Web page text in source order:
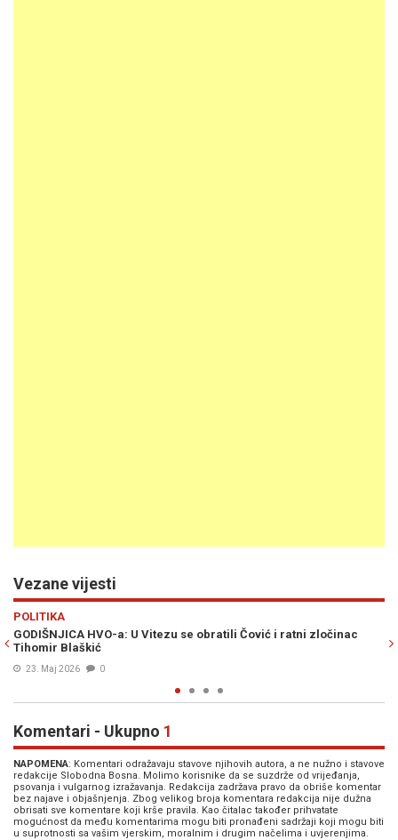
Vezane vijesti
se obratili Čović i ratni zločinac
DERVENTA VRVI OD
veterana HVO-a u Derventi
Komentari - Ukupno 1
NAPOMENA: Komentari odražavaju stavove njihovih autora, a ne nužno i stavove
redakcije Slobodna Bosna. Molimo korisnike da se suzdrže od vrijeđanja,
psovanja i vulgarnog izražavanja. Redakcija zadržava pravo da obriše komentar
bez najave i objašnjenja. Zbog velikog broja komentara redakcija nije dužna
obrisati sve komentare koji krše pravila. Kao čitalac također prihvatate
mogućnost da među komentarima mogu biti pronađeni sadržaji koji mogu biti
u suprotnosti sa vašim vjerskim, moralnim i drugim načelima i uvjerenjima.